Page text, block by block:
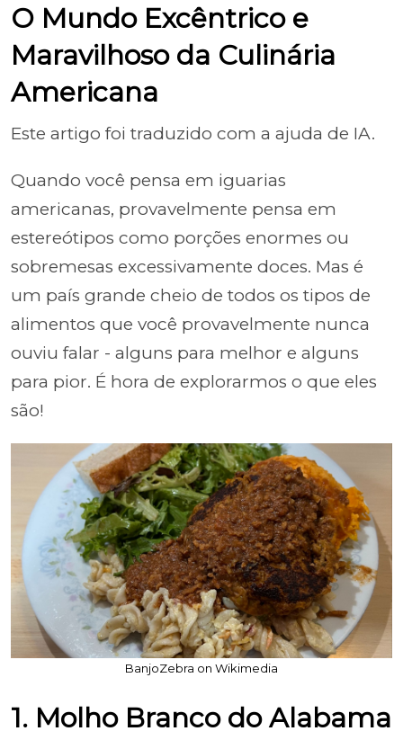
O Mundo Excêntrico e
Maravilhoso da Culinária
Americana
Este artigo foi traduzido com a ajuda de IA.
Quando você pensa em iguarias
americanas, provavelmente pensa em
estereótipos como porções enormes ou
sobremesas excessivamente doces. Mas é
um país grande cheio de todos os tipos de
alimentos que você provavelmente nunca
ouviu falar - alguns para melhor e alguns
para pior. É hora de explorarmos o que eles
são!
BanjoZebra on Wikimedia
1. Molho Branco do Alabama